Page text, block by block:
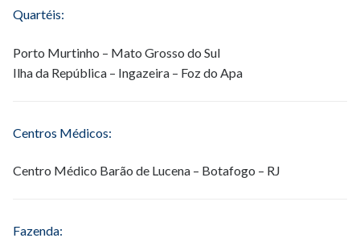
Quartéis:
Porto Murtinho – Mato Grosso do Sul
Ilha da República – Ingazeira – Foz do Apa
Centros Médicos:
Centro Médico Barão de Lucena – Botafogo – RJ
Fazenda: